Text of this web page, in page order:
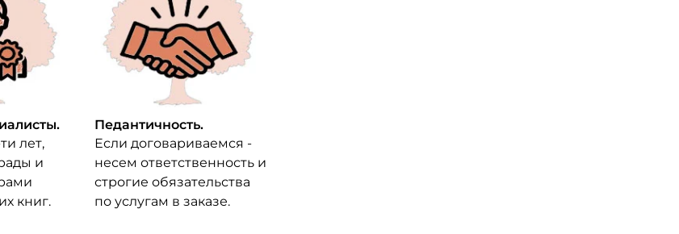
лет,
и
книг.
Педантичность.
Если договариваемся -
несем ответственность и
строгие обязательства
по услугам в заказе.